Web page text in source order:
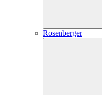
Rosenberger